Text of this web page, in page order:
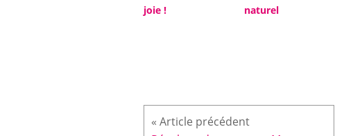
joie !
naturel